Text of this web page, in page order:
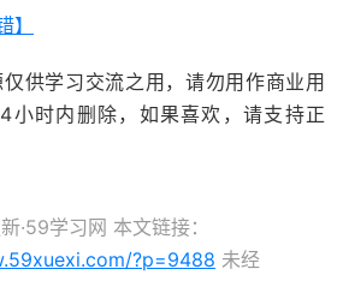
供学习交流之用，请勿用作商业用
小时内删除，如果喜欢，请支持正
·59学习网 本文链接：
?p=9488 未经